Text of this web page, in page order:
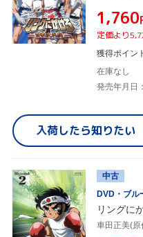
¥1,760
定価より
獲得ポイン
在庫なし
発売年月日
入荷したら知りたい
中古
DVD・ブル
リングに
車田正美(